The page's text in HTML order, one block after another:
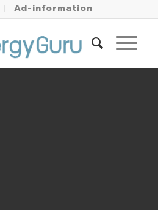
Ad-information